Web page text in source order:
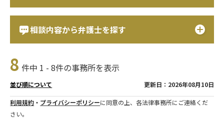
相談内容から弁護士を探す
8 件中 1 - 8件の事務所を表示
並び順について 更新日：2026年08月10日
利用規約 ・ プライバシーポリシーに同意の上、各法律事務所にご連絡くだ
さい。